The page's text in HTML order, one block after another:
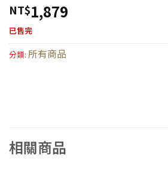
NT$1,879
已售完
分類: 所有商品
相關商品